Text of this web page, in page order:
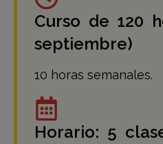
Curso de 120
septiembre)
10 horas semanales.
Horario: 5